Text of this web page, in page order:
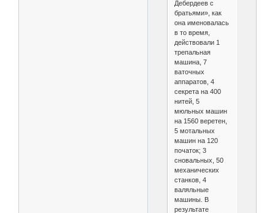
Дебердеев с
братьями», как
она именовалась
в то время,
действовали 1
трепальная
машина, 7
ваточных
аппаратов, 4
секрета на 400
нитей, 5
мюльных машин
на 1560 веретен,
5 мотальных
машин на 120
початок; 3
сновальных, 50
механических
станков, 4
валяльные
машины. В
результате